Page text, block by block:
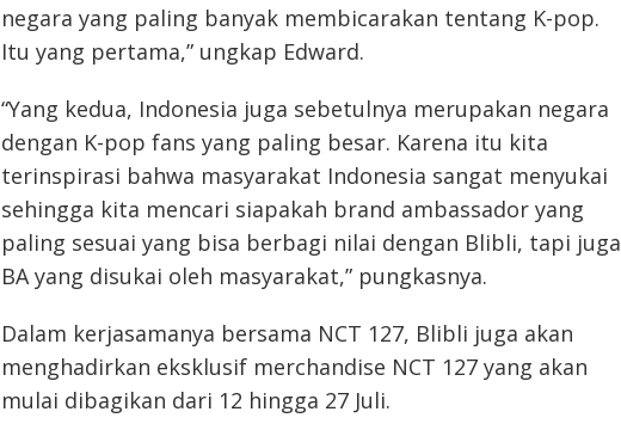
negara yang paling banyak membicarakan tentang K-pop.
Itu yang pertama,” ungkap Edward.
“Yang kedua, Indonesia juga sebetulnya merupakan negara
dengan K-pop fans yang paling besar. Karena itu kita
terinspirasi bahwa masyarakat Indonesia sangat menyukai
sehingga kita mencari siapakah brand ambassador yang
paling sesuai yang bisa berbagi nilai dengan Blibli, tapi juga
BA yang disukai oleh masyarakat,” pungkasnya.
Dalam kerjasamanya bersama NCT 127, Blibli juga akan
menghadirkan eksklusif merchandise NCT 127 yang akan
mulai dibagikan dari 12 hingga 27 Juli.